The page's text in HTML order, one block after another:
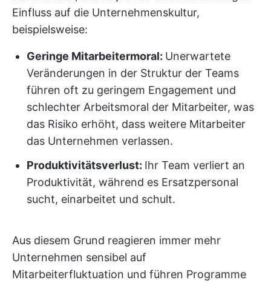
Einfluss auf die Unternehmenskultur,
beispielsweise:
Geringe Mitarbeitermoral: Unerwartete
Veränderungen in der Struktur der Teams
führen oft zu geringem Engagement und
schlechter Arbeitsmoral der Mitarbeiter, was
das Risiko erhöht, dass weitere Mitarbeiter
das Unternehmen verlassen.
Produktivitätsverlust: Ihr Team verliert an
Produktivität, während es Ersatzpersonal
sucht, einarbeitet und schult.
Aus diesem Grund reagieren immer mehr
Unternehmen sensibel auf
Mitarbeiterfluktuation und führen Programme